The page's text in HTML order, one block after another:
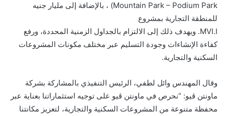
Mountain Park – Podium Park) ، بالإضافة إلى مليار جنيه
للمنطقة التجارية بمشروع
MVI.I. ويهدف ذلك إلى الالتزام بالجداول الزمنية المحددة، ورفع
كفاءة الإنشاءات وجودة التسليم عبر مختلف مكونات المشروعات
السكنية والتجارية.
وقال المهندس وائل لطفي، الرئيس التنفيذي بالمشاركة بشركة
ماونتن ڤيو: “نحرص في ماونتن ڤيو على توجيه استثماراتنا بعناية عبر
محفظة متنوعة من المشروعات السكنية والتجارية، لتعزيز مكانتنا